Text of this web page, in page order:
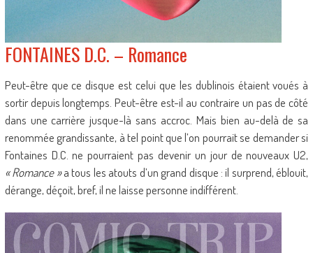
FONTAINES D.C. – Romance
Peut-être que ce disque est celui que les dublinois étaient voués à
sortir depuis longtemps. Peut-être est-il au contraire un pas de côté
dans une carrière jusque-là sans accroc. Mais bien au-delà de sa
renommée grandissante, à tel point que l’on pourrait se demander si
Fontaines D.C. ne pourraient pas devenir un jour de nouveaux U2,
« Romance »a tous les atouts d’un grand disque : il surprend, éblouit,
dérange, déçoit, bref, il ne laisse personne indifférent.